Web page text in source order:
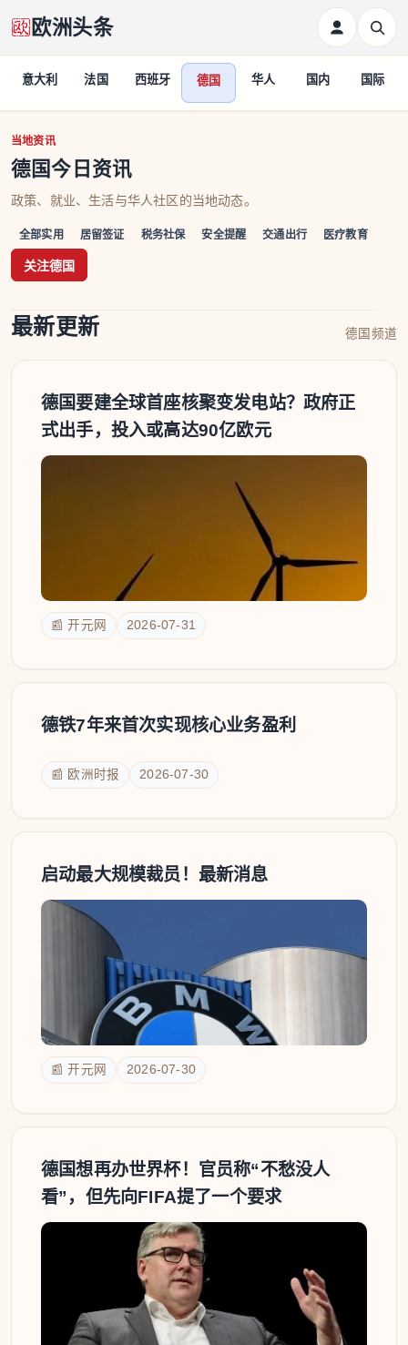
欧洲头条
意大利 法国 西班牙 德国 华人 国内 国际
德国
当地资讯
德国今日资讯
政策、就业、生活与华人社区的当地动态。
全部实用 居留签证 税务社保 安全提醒 交通出行 医疗教育
关注德国
最新更新 德国频道
德国要建全球首座核聚变发电站？政府正
式出手，投入或高达90亿欧元
📰 开元网 2026-07-31
德铁7年来首次实现核心业务盈利
📰 欧洲时报 2026-07-30
启动最大规模裁员！最新消息
📰 开元网 2026-07-30
德国想再办世界杯！官员称“不愁没人
看”，但先向FIFA提了一个要求